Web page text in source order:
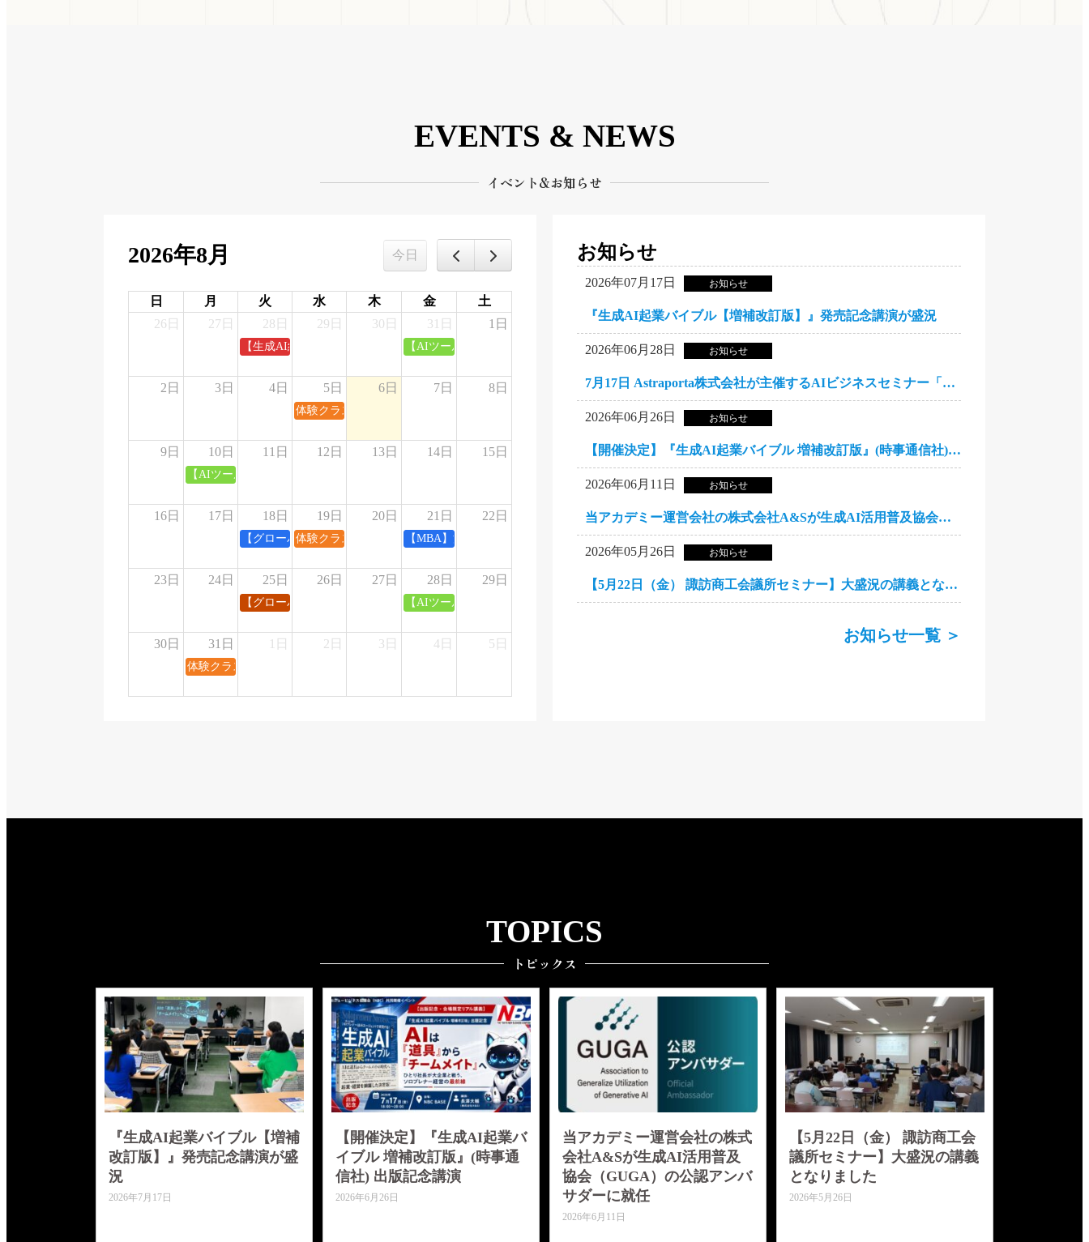
EVENTS & NEWS
イベント&お知らせ
2026年8月 今日
日 月 火 水 木 金
土
26日
27日 28日
【生成AI経営マスターアカデミー】受講生交流会
29日 30日 31日
【AIツール実践】生成AIとPhotoshop＆Illustratorを使ってプロ好みのデザインを仕上げる方法
1日
2日 3日 4日 5日
体験クラス①
6日 7日 8日
9日 10日
【AIツール】AIエージェントではできないことを知る~AI検索最適化（AIO）って有効なの？
11日 12日 13日 14日 15日
16日 17日 18日
【グローバル】学生2人が5か月で大手と組めた理由
19日
体験クラス②
20日 21日
【MBA】渡邊雅司 弁護士 EU AI法
22日
23日 24日 25日
【グローバル】高島先生 特別講義
26日 27日 28日
【AIツール実践】AIでゲームを制作し集客する方法
29日
30日 31日
体験クラス③
1日 2日 3日 4日 5日
お知らせ
2026年07月17日 お知らせ
『生成AI起業バイブル【増補改訂版】』発売記念講演が盛況
2026年06月28日 お知らせ
7月17日 Astraporta株式会社が主催するAIビジネスセミナー「AI経営革命2026」で基調講演します
2026年06月26日 お知らせ
【開催決定】『生成AI起業バイブル 増補改訂版』(時事通信社) 出版記念講演
2026年06月11日 お知らせ
当アカデミー運営会社の株式会社A&Sが生成AI活用普及協会（GUGA）の公認アンバサダーに就任
2026年05月26日 お知らせ
【5月22日（金） 諏訪商工会議所セミナー】大盛況の講義となりました
お知らせ一覧 ＞
TOPICS
トピックス
『生成AI起業バイブル【増補
改訂版】』発売記念講演が盛
況
2026年7月17日
【開催決定】『生成AI起業バ
イブル 増補改訂版』(時事通
信社) 出版記念講演
2026年6月26日
当アカデミー運営会社の株式
会社A&Sが生成AI活用普及
協会（GUGA）の公認アンバ
サダーに就任
2026年6月11日
【5月22日（金） 諏訪商工会
議所セミナー】大盛況の講義
となりました
2026年5月26日